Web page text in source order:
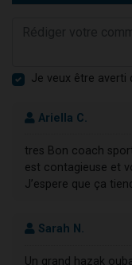
Je veux être averti
Ariella C.
tres Bon coach
est contagieuse et
J’espere que ça
Sarah N.
Un grand hazak